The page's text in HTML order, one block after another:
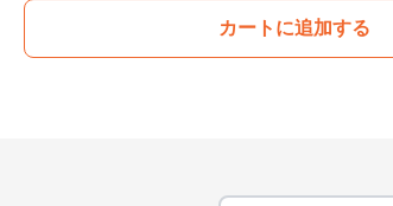
カートに追加する